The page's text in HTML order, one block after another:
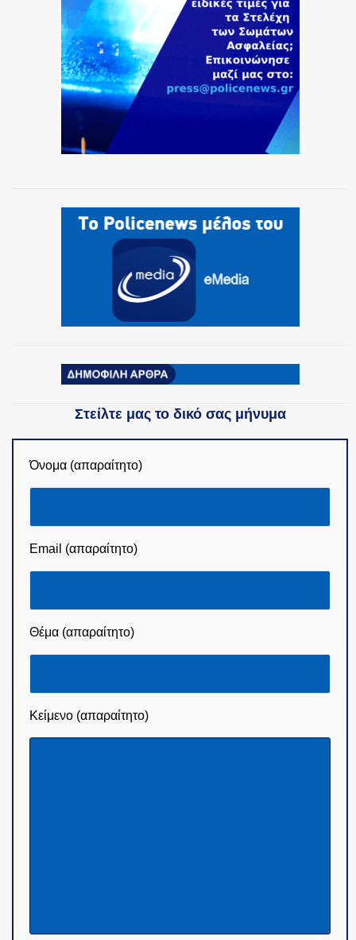
Στείλτε μας το δικό σας μήνυμα
Όνομα (απαραίτητο)
Email (απαραίτητο)
Θέμα (απαραίτητο)
Κείμενο (απαραίτητο)